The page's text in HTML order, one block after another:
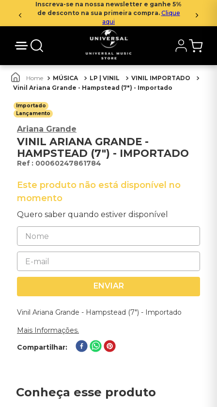
Inscreva-se na nossa newsletter e ganhe 5%
de desconto na sua primeira compra. Clique
aqui
MÚSICA LP | VINIL
VINIL IMPORTADO
Vinil Ariana Grande - Hampstead (7") - Importado
Importado
Lançamento
Ariana Grande
VINIL ARIANA GRANDE -
HAMPSTEAD (7") - IMPORTADO
: 00060247861784
Este produto não está disponível no
momento
Quero saber quando estiver disponível
ENVIAR
Vinil Ariana Grande - Hampstead (7") - Importado
Mais Informações.
Compartilhar
Conheça esse produto